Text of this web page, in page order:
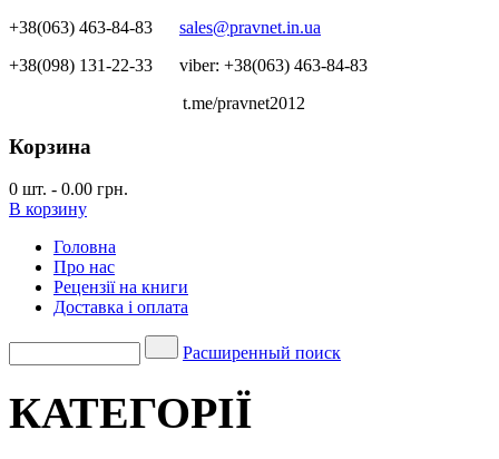
+38(063) 463-84-83 sales@pravnet.in.ua
+38(098) 131-22-33 viber: +38(063) 463-84-83
t.me/pravnet2012
Корзина
0 шт. - 0.00 грн.
В корзину
Головна
Про нас
Рецензії на книги
Доставка і оплата
Расширенный поиск
КАТЕГОРІЇ